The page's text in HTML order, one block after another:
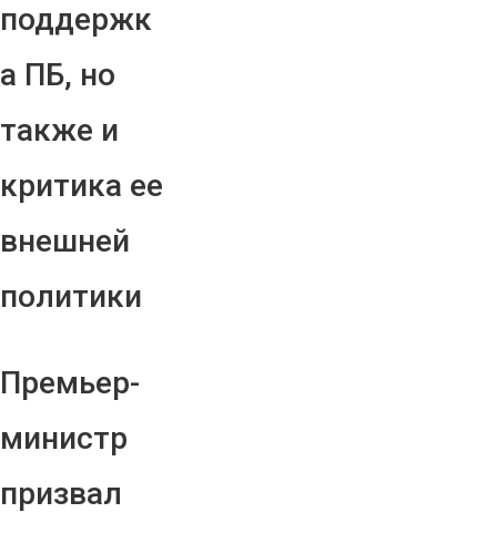
поддержк
а ПБ, но
также и
критика ее
внешней
политики
Премьер-
министр
призвал